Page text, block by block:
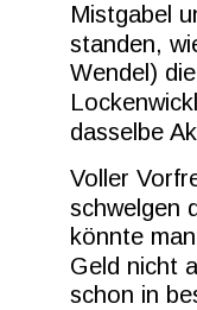
Mistgabel
standen,
Wendel)
dasselbe
Voller
schwelgen
könnte
Geld nicht
schon in